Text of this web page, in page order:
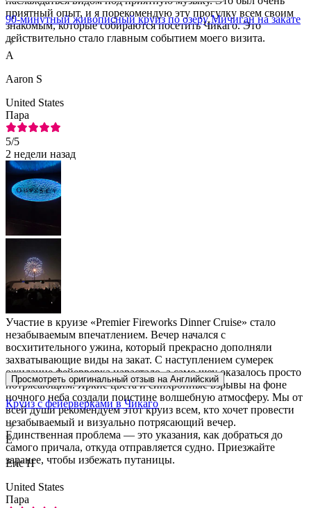
приятный опыт, и я порекомендую эту прогулку всем своим
знакомым, которые собираются посетить Чикаго. Это
действительно стало главным событием моего визита.
90-минутный живописный круиз по озеру Мичиган на закате
A
Aaron S
United States
Пара
5/5
2 недели назад
Участие в круизе «Premier Fireworks Dinner Cruise» стало
незабываемым впечатлением. Вечер начался с
восхитительного ужина, который прекрасно дополняли
захватывающие виды на закат. С наступлением сумерек
ожидание фейерверка нарастало, а само шоу оказалось просто
потрясающим. Яркие цвета и синхронные взрывы на фоне
ночного неба создали поистине волшебную атмосферу. Мы от
всей души рекомендуем этот круиз всем, кто хочет провести
незабываемый и визуально потрясающий вечер.
Единственная проблема — это указания, как добраться до
самого причала, откуда отправляется судно. Приезжайте
заранее, чтобы избежать путаницы.
Просмотреть оригинальный отзыв на Английский
Круиз с фейерверками в Чикаго
E
Eric H
United States
Пара